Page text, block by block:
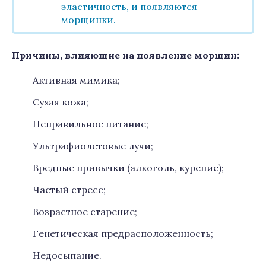
эластичность, и появляются
морщинки.
Причины, влияющие на появление морщин:
Активная мимика;
Сухая кожа;
Неправильное питание;
Ультрафиолетовые лучи;
Вредные привычки (алкоголь, курение);
Частый стресс;
Возрастное старение;
Генетическая предрасположенность;
Недосыпание.